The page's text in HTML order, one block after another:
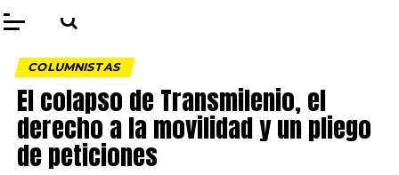
COLUMNISTAS
El colapso de Transmilenio, el
derecho a la movilidad y un pliego
de peticiones